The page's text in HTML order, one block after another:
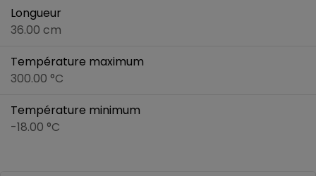
Longueur
36.00 cm
Température maximum
300.00 °C
Température minimum
-18.00 °C